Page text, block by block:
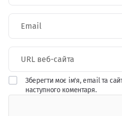
Зберегти моє ім'я, email та
наступного коментаря.